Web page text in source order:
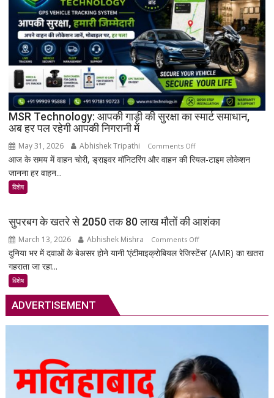
खजाना,
375
वर्ष
पुरानी
तालपत्र
पांडुलिपि
सहित
38
दुर्लभ
MSR Technology: आपकी गाड़ी की सुरक्षा का स्मार्ट समाधान,
अब हर पल रहेगी आपकी निगरानी में
May 31, 2026 Abhishek Tripathi Comments Offon
MSR
सुरक्षा
का
स्मार्ट
में
आज के समय में वाहन चोरी, ड्राइवर मॉनिटरिंग और वाहन की रियल-टाइम लोकेशन
जानना हर वाहन...
विशेष
सुपरबग के खतरे से 2050 तक 80 लाख मौतों की आशंका
March 13, 2026 Abhishek Mishra Comments Offon
सुपरबग
मौतों
की
आशंका
दुनिया भर में दवाओं के बेअसर होने यानी ‘एंटीमाइक्रोबियल रेजिस्टेंस’ (AMR) का खतरा
गहराता जा रहा...
विशेष
ADVERTISEMENT